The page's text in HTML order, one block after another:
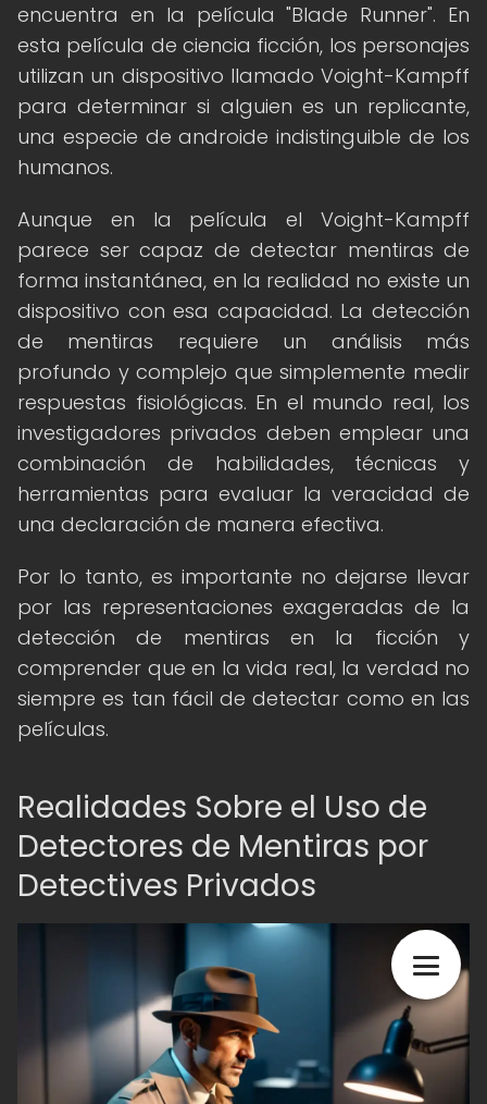
encuentra en la película "Blade Runner". En
esta película de ciencia ficción, los personajes
utilizan un dispositivo llamado Voight-Kampff
para determinar si alguien es un replicante,
una especie de androide indistinguible de los
humanos.
Aunque en la película el Voight-Kampff
parece ser capaz de detectar mentiras de
forma instantánea, en la realidad no existe un
dispositivo con esa capacidad. La detección
de mentiras requiere un análisis más
profundo y complejo que simplemente medir
respuestas fisiológicas. En el mundo real, los
investigadores privados deben emplear una
combinación de habilidades, técnicas y
herramientas para evaluar la veracidad de
una declaración de manera efectiva.
Por lo tanto, es importante no dejarse llevar
por las representaciones exageradas de la
detección de mentiras en la ficción y
comprender que en la vida real, la verdad no
siempre es tan fácil de detectar como en las
películas.
Realidades Sobre el Uso de
Detectores de Mentiras por
Detectives Privados